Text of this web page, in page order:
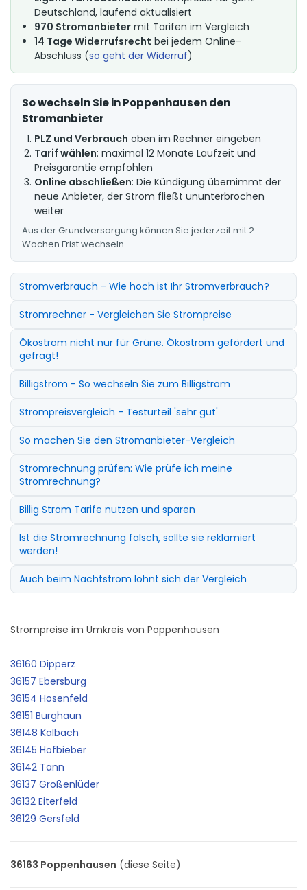
Deutschland, laufend aktualisiert
970 Stromanbieter mit Tarifen im Vergleich
14 Tage Widerrufsrecht bei jedem Online-
Abschluss (so geht der Widerruf)
So wechseln Sie in Poppenhausen den
Stromanbieter
PLZ und Verbrauch oben im Rechner eingeben
Tarif wählen: maximal 12 Monate Laufzeit und
Preisgarantie empfohlen
Online abschließen: Die Kündigung übernimmt der
neue Anbieter, der Strom fließt ununterbrochen
weiter
Aus der Grundversorgung können Sie jederzeit mit 2
Wochen Frist wechseln.
Stromverbrauch - Wie hoch ist Ihr Stromverbrauch?
Stromrechner - Vergleichen Sie Strompreise
Ökostrom nicht nur für Grüne. Ökostrom gefördert und
gefragt!
Billigstrom - So wechseln Sie zum Billigstrom
Strompreisvergleich - Testurteil 'sehr gut'
So machen Sie den Stromanbieter-Vergleich
Stromrechnung prüfen: Wie prüfe ich meine
Stromrechnung?
Billig Strom Tarife nutzen und sparen
Ist die Stromrechnung falsch, sollte sie reklamiert
werden!
Auch beim Nachtstrom lohnt sich der Vergleich
Strompreise im Umkreis von Poppenhausen
36160 Dipperz
36157 Ebersburg
36154 Hosenfeld
36151 Burghaun
36148 Kalbach
36145 Hofbieber
36142 Tann
36137 Großenlüder
36132 Eiterfeld
36129 Gersfeld
36163 Poppenhausen (diese Seite)